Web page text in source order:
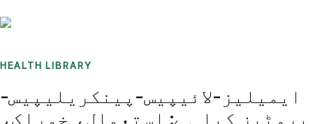
HEALTH LIBRARY
ایمیلیز-لائیپیس-پینکریلیپیس-
پروٹیز کیا ہے: استعمال، خوراک،